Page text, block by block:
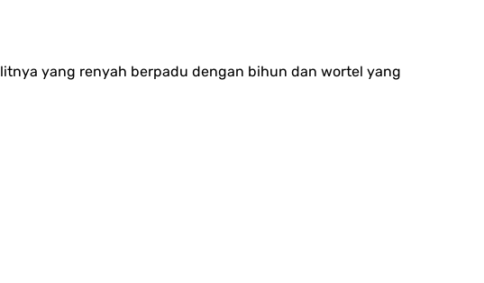
yang renyah berpadu dengan bihun dan wortel yang